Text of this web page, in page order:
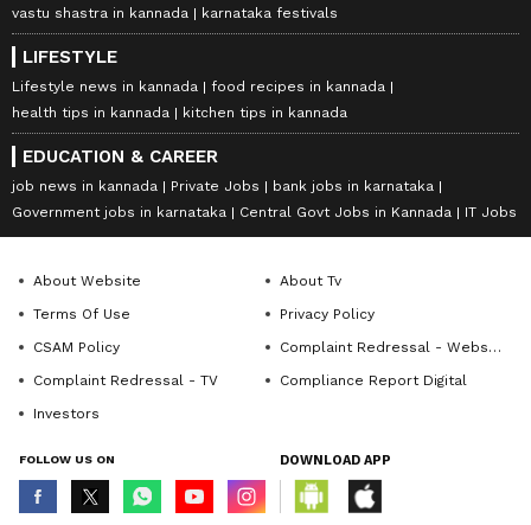
vastu shastra in kannada
karnataka festivals
LIFESTYLE
Lifestyle news in kannada
food recipes in kannada
health tips in kannada
kitchen tips in kannada
EDUCATION & CAREER
job news in kannada Private Jobs
bank jobs in karnataka
Government jobs in karnataka
Central Govt Jobs in Kannada IT Jobs
About Website
About Tv
Terms Of Use
Privacy Policy
CSAM Policy
Complaint Redressal - Website
Complaint Redressal - TV
Compliance Report Digital
Investors
FOLLOW US ON DOWNLOAD APP